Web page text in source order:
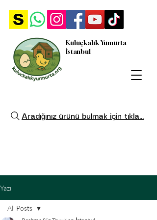
Kuluçkalık Yumurta
İstanbul
Aradığınız ürünü bulmak için tıkla...
Yazı
All Posts